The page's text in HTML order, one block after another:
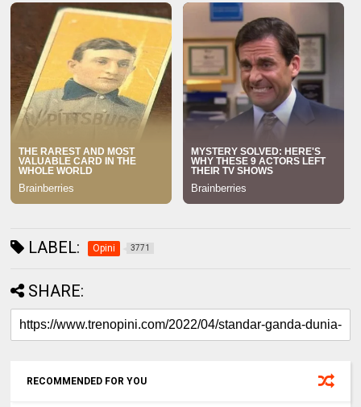
LABEL: Opini 3771
SHARE:
RECOMMENDED FOR YOU